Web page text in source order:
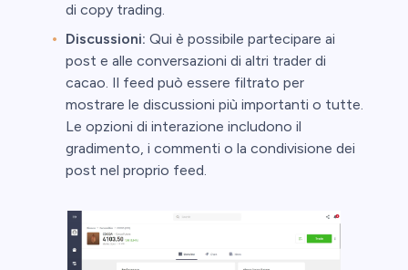
di copy trading.
Discussioni: Qui è possibile partecipare ai
post e alle conversazioni di altri trader di
cacao. Il feed può essere filtrato per
mostrare le discussioni più importanti o tutte.
Le opzioni di interazione includono il
gradimento, i commenti o la condivisione dei
post nel proprio feed.